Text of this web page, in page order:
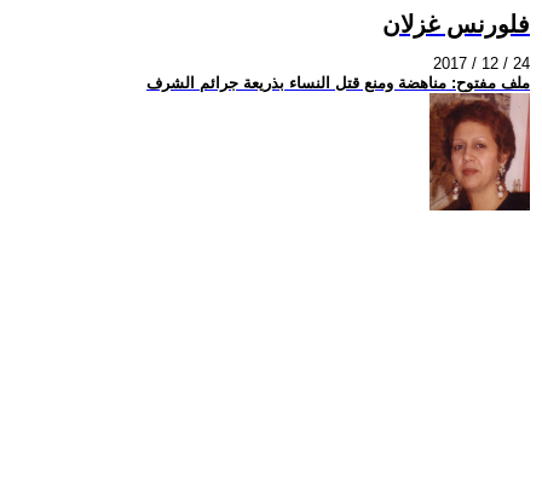
فلورنس غزلان
2017 / 12 / 24
ملف مفتوح: مناهضة ومنع قتل النساء بذريعة جرائم الشرف